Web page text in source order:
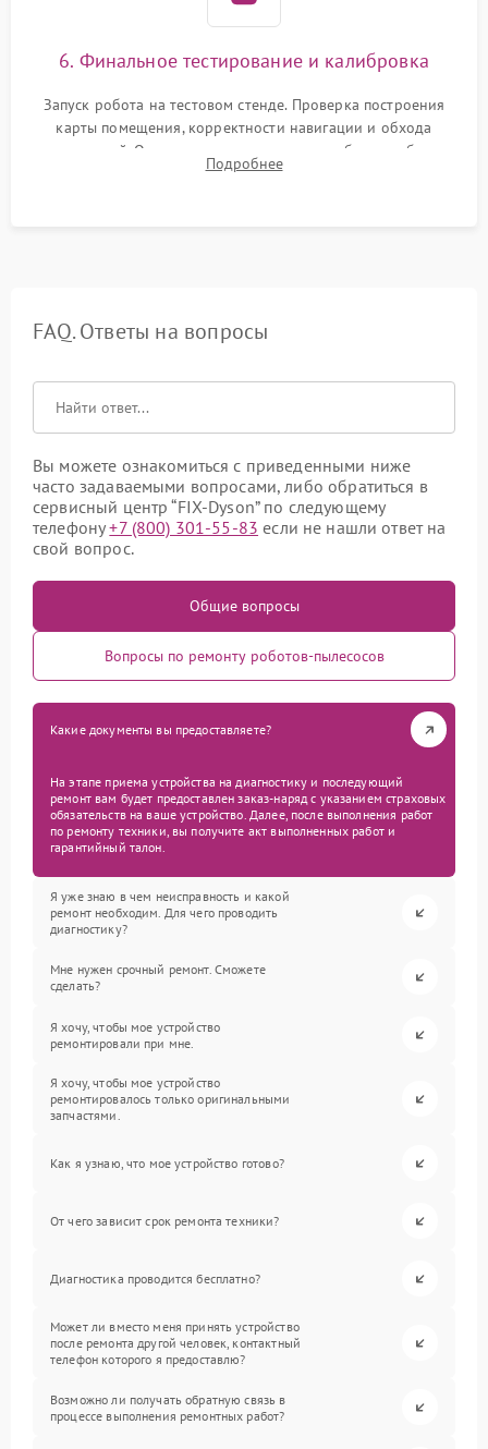
6. Финальное тестирование и калибровка
Запуск робота на тестовом стенде. Проверка построения
карты помещения, корректности навигации и обхода
препятствий. Оценка силы всасывания и работы турбины.
Тестирование автоматического возврата на док-станцию и
Подробнее
FAQ. Ответы на вопросы
Вы можете ознакомиться с приведенными ниже
часто задаваемыми вопросами, либо обратиться в
сервисный центр “FIX-Dyson” по следующему
телефону+7 (800) 301-55-83 если не нашли ответ на
свой вопрос.
Общие вопросы
Вопросы по ремонту роботов-пылесосов
Какие документы вы предоставляете?
На этапе приема устройства на диагностику и последующий
ремонт вам будет предоставлен заказ-наряд с указанием страховых
обязательств на ваше устройство. Далее, после выполнения работ
по ремонту техники, вы получите акт выполненных работ и
гарантийный талон.
Я уже знаю в чем неисправность и какой
ремонт необходим. Для чего проводить
диагностику?
Мне нужен срочный ремонт. Сможете
сделать?
Я хочу, чтобы мое устройство
ремонтировали при мне.
Я хочу, чтобы мое устройство
ремонтировалось только оригинальными
запчастями.
Как я узнаю, что мое устройство готово?
От чего зависит срок ремонта техники?
Диагностика проводится бесплатно?
Может ли вместо меня принять устройство
после ремонта другой человек, контактный
телефон которого я предоставлю?
Возможно ли получать обратную связь в
процессе выполнения ремонтных работ?